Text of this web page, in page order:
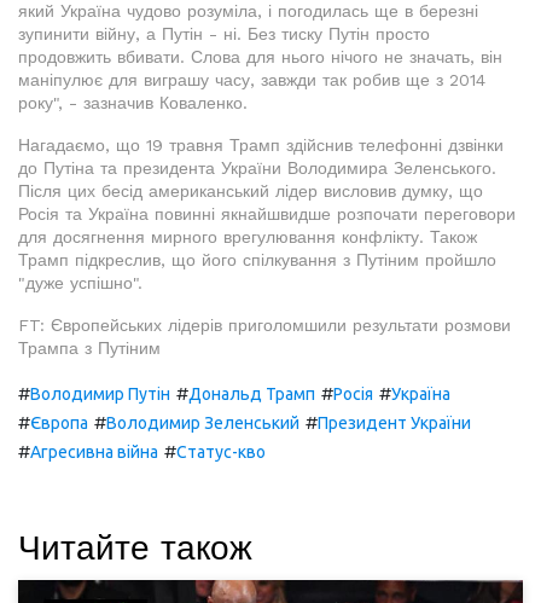
який Україна чудово розуміла, і погодилась ще в березні
зупинити війну, а Путін - ні. Без тиску Путін просто
продовжить вбивати. Слова для нього нічого не значать, він
маніпулює для виграшу часу, завжди так робив ще з 2014
року", - зазначив Коваленко.
Нагадаємо, що 19 травня Трамп здійснив телефонні дзвінки
до Путіна та президента України Володимира Зеленського.
Після цих бесід американський лідер висловив думку, що
Росія та Україна повинні якнайшвидше розпочати переговори
для досягнення мирного врегулювання конфлікту. Також
Трамп підкреслив, що його спілкування з Путіним пройшло
"дуже успішно".
FT: Європейських лідерів приголомшили результати розмови
Трампа з Путіним
#Володимир Путін #Дональд Трамп #Росія #Україна
#Європа #Володимир Зеленський #Президент України
#Агресивна війна #Статус-кво
Читайте також